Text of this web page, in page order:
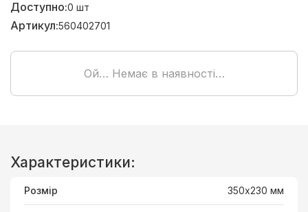
Доступно:0 шт
Артикул:560402701
Ой… Немає в наявності…
Характеристики:
Розмір 350х230 мм